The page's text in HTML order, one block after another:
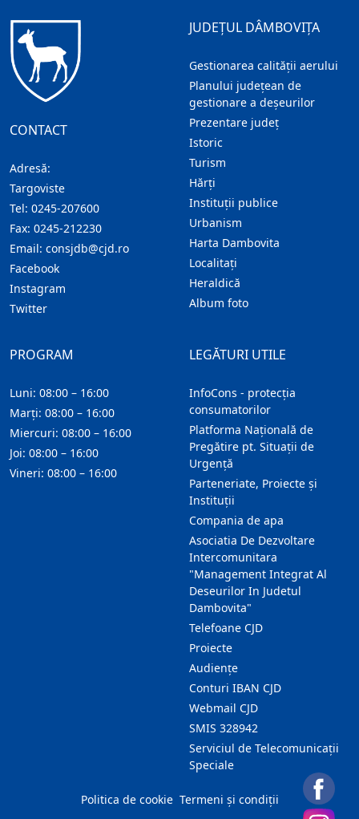
CONTACT
Adresă:
Targoviste
Tel: 0245-207600
Fax: 0245-212230
Email: consjdb@cjd.ro
Facebook
Instagram
Twitter
JUDEȚUL DÂMBOVIȚA
Gestionarea calității aerului
Planului județean de
gestionare a deșeurilor
Prezentare judeţ
Istoric
Turism
Hărţi
Instituţii publice
Urbanism
Harta Dambovita
Localitaţi
Heraldică
Album foto
LEGĂTURI UTILE
InfoCons - protecția
consumatorilor
Platforma Națională de
Pregătire pt. Situații de
Urgență
Parteneriate, Proiecte și
Instituții
Compania de apa
Asociatia De Dezvoltare
Intercomunitara
"Management Integrat Al
Deseurilor In Judetul
Dambovita"
Telefoane CJD
Proiecte
Audienţe
Conturi IBAN CJD
Webmail CJD
SMIS 328942
Serviciul de Telecomunicații
Speciale
PROGRAM
Luni: 08:00 – 16:00
Marți: 08:00 – 16:00
Miercuri: 08:00 – 16:00
Joi: 08:00 – 16:00
Vineri: 08:00 – 16:00
Politica de cookie Termeni și condiții